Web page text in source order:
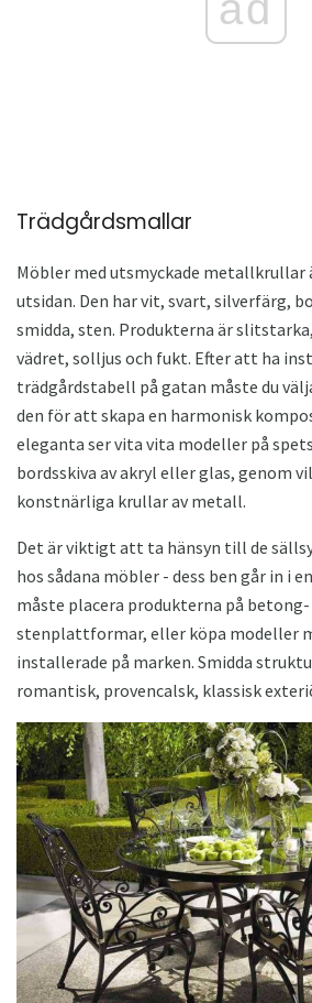
Trädgårdsmallar
Möbler med utsmyckade metallkrullar
utsidan. Den har vit, svart, silverfärg,
smidda, sten. Produkterna är
vädret, solljus och fukt. Efter att ha
trädgårdstabell på gatan måste du
den för att skapa en harmonisk
eleganta ser vita vita modeller på
bordsskiva av akryl eller glas, genom
konstnärliga krullar av metall.
Det är viktigt att ta hänsyn till de
hos sådana möbler - dess ben går in i
måste placera produkterna på
stenplattformar, eller köpa modeller
installerade på marken. Smidda
romantisk, provencalsk, klassisk